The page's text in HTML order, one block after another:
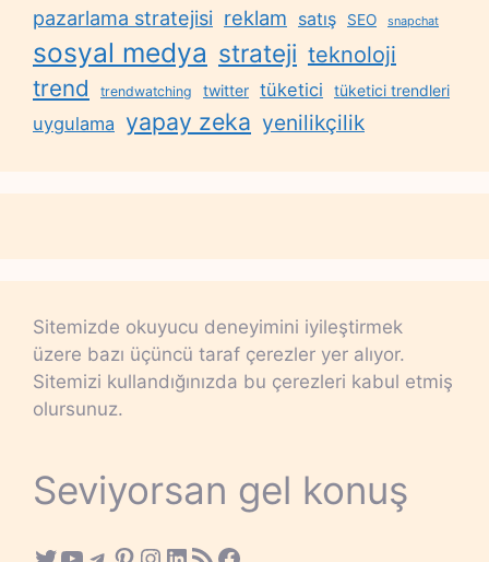
pazarlama stratejisi reklam satış SEO snapchat
sosyal medya strateji teknoloji
trend trendwatching twitter tüketici tüketici trendleri
uygulama yapay zeka yenilikçilik
Sitemizde okuyucu deneyimini iyileştirmek
üzere bazı üçüncü taraf çerezler yer alıyor.
Sitemizi kullandığınızda bu çerezleri kabul etmiş
olursunuz.
Seviyorsan gel konuş